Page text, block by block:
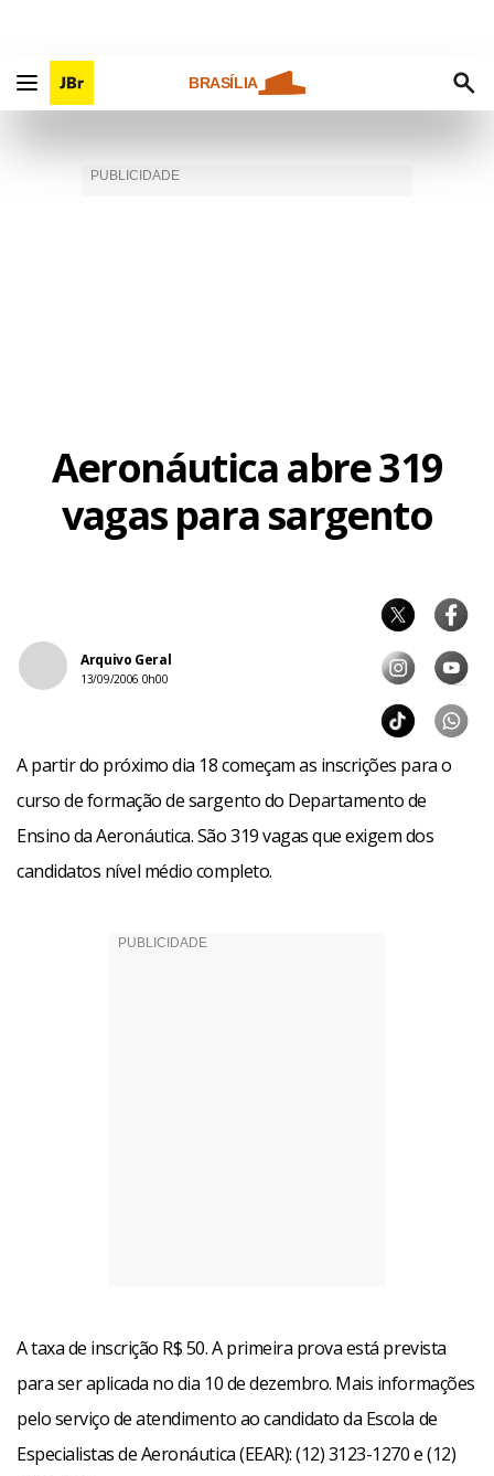
BRASÍLIA
Aeronáutica abre 319
vagas para sargento
Arquivo Geral
13/09/2006 0h00
A partir do próximo dia 18 começam as inscrições para o
curso de formação de sargento do Departamento de
Ensino da Aeronáutica. São 319 vagas que exigem dos
candidatos nível médio completo.
A taxa de inscrição R$ 50. A primeira prova está prevista
para ser aplicada no dia 10 de dezembro. Mais informações
pelo serviço de atendimento ao candidato da Escola de
Especialistas de Aeronáutica (EEAR): (12) 3123-1270 e (12)